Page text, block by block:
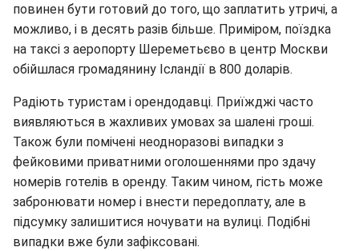
повинен бути готовий до того, що заплатить утричі, а
можливо, і в десять разів більше. Приміром, поїздка
на таксі з аеропорту Шереметьєво в центр Москви
обійшлася громадянину Ісландії в 800 доларів.
Радіють туристам і орендодавці. Приїжджі часто
виявляються в жахливих умовах за шалені гроші.
Також були помічені неодноразові випадки з
фейковими приватними оголошеннями про здачу
номерів готелів в оренду. Таким чином, гість може
забронювати номер і внести передоплату, але в
підсумку залишитися ночувати на вулиці. Подібні
випадки вже були зафіксовані.